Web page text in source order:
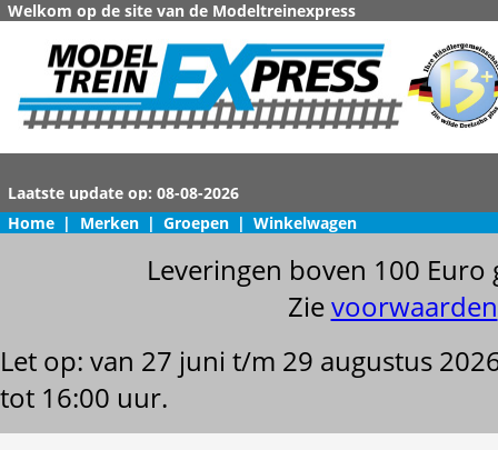
Welkom op de site van de Modeltreinexpress
Home | Merken | Groepen | Winkelwagen
Leveringen boven 100
Zievoorwaarden
Let op: van 27 juni t/m 29 augustus
tot 16:00 uur.